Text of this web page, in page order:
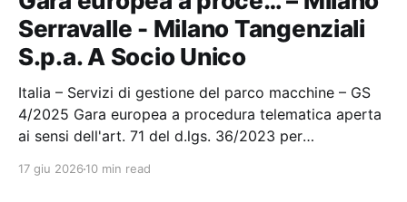
Serravalle - Milano Tangenziali
S.p.a. A Socio Unico
Italia – Servizi di gestione del parco macchine – GS
4/2025 Gara europea a procedura telematica aperta
ai sensi dell'art. 71 del d.lgs. 36/2023 per
lungo termine di n. 4 autovetture di servizio e dei
17 giu 2026 10 min read